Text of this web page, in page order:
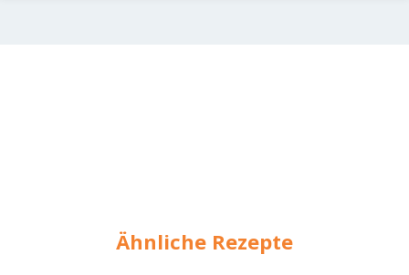
Ähnliche Rezepte